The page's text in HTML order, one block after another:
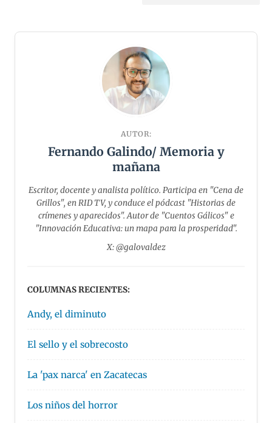
AUTOR:
Fernando Galindo/ Memoria y
mañana
Escritor, docente y analista político. Participa en "Cena de
Grillos", en RID TV, y conduce el pódcast "Historias de
crímenes y aparecidos". Autor de "Cuentos Gálicos" e
"Innovación Educativa: un mapa para la prosperidad".
X: @galovaldez
COLUMNAS RECIENTES:
Andy, el diminuto
El sello y el sobrecosto
La 'pax narca' en Zacatecas
Los niños del horror